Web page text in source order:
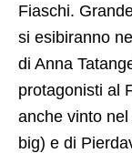
Fiaschi.
si esibiranno
di Anna
protagonisti al
anche vinto
big) e di